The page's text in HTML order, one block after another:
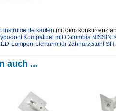
instrumente kaufen mit dem
Kompatibel mit Columbia NISSIN
Lampen-Lichtarm für Zahnarztstuhl
auch ...